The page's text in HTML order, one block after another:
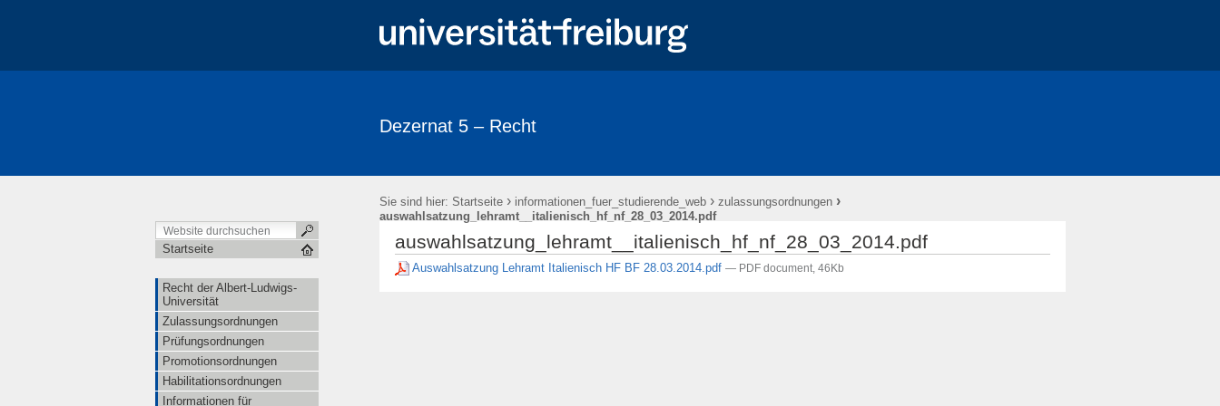
Dezernat 5 – Recht
Sie sind hier: Startseite › informationen_fuer_studierende_web › zulassungsordnungen ›
auswahlsatzung_lehramt__italienisch_hf_nf_28_03_2014.pdf
Startseite
Recht der Albert-Ludwigs-
Universität
Zulassungsordnungen
Prüfungsordnungen
Promotionsordnungen
Habilitationsordnungen
Informationen für
auswahlsatzung_lehramt__italienisch_hf_nf_28_03_2014.pdf
Auswahlsatzung Lehramt Italienisch HF BF 28.03.2014.pdf — PDF document, 46Kb